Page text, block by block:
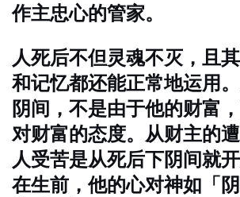
作主忠心的管家。
人死后不但灵魂不灭，且
和记忆都还能正常地运用。
阴间，不是由于他的财富
对财富的态度。 从财主的
人受苦是从死后下阴间就开
在生前，他的心对神如「